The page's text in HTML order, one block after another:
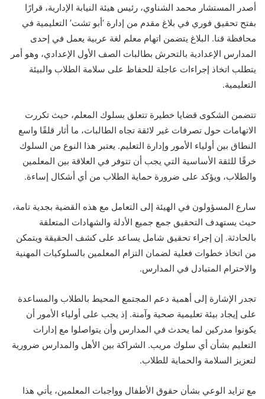
أصدر المستشار محمد الشناوي، رئيس هيئة النيابة الإدارية، قرارًا
بفتح تحقيق فوري في بلاغ مقدم من إدارة ‘أبو تشت’ التعليمية في
محافظة قنا. البلاغ يتضمن اتهام معلم لغة عربية يعمل في إحدى
المدارس الإعدادية بالتحرش بطالبات الصف الأول الإعدادي، وهو أمر
يتطلب اتخاذ إجراءات عاجلة للحفاظ على سلامة الطلاب والبيئة
التعليمية.
تتضمن الشكوى قضايا خطيرة تتعلق بسلوك المعلم، حيث تكررت
الاتهامات حول تصرفات غير لائقة تجاه الطالبات، ما أثار قلقًا واسع
النطاق بين أولياء الأمور وإدارة التعليم. يعتبر هذا النوع من السلوك
خرقًا للثقة الأساسية التي يجب أن تتوفر في العلاقة بين المعلمين
والطلاب، ويؤكد على ضرورة حماية الطلاب من أي أشكال إساءة.
سارع المسؤولون في الهيئة إلى التعامل مع هذه القضية بجدية تامة،
حيث يستهدف التحقيق جمع جميع الأدلة والشهادات المتعلقة
بالحادثة. إن إجراء تحقيق شامل يساعد على كشف الحقيقة ويتمكن
من اتخاذ خطوات فعلية لضمان التزام المعلمين بالسلوكيات المهنية
والاحترام المتبادل في المدارس.
تجدر الإشارة إلى أهمية دعم المجتمع المحيط بالطلاب والمساعدة
على إيجاد بيئة تعليمية صحية وآمنة. إذ يجب على أولياء الأمور أن
يكونوا مدركين لما يحدث في المدارس وأن يتواصلوا مع إدارات
التعليم بشأن أي سلوك مريب. الشراكة بين الأهل والمدارس ضرورية
لتعزيز السلامة والحماية للطلاب.
مع تزايد الوعي بشأن حقوق الأطفال وواجبات المعلمين، يأتي هذا